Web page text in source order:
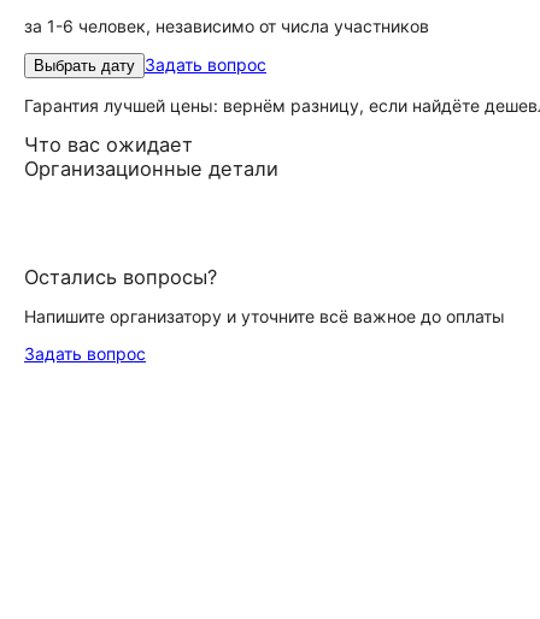
за 1-6 человек, независимо от числа участников
Выбрать дату Задать вопрос
Гарантия лучшей цены: вернём разницу, если найдёте
Что вас ожидает
Организационные детали
Остались вопросы?
Напишите организатору и уточните всё важное до оплаты
Задать вопрос